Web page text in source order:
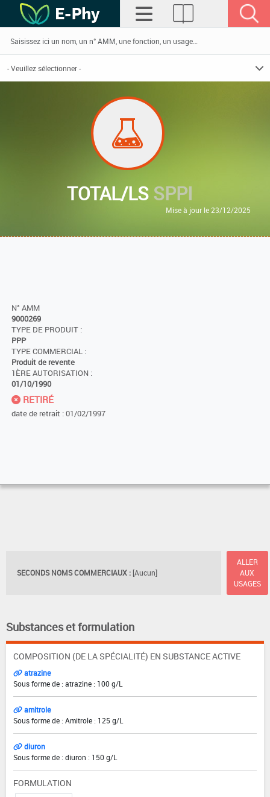
TOTAL/LSSPPI
Mise à jour le 23/12/2025
N° AMM
9000269
TYPE DE PRODUIT :
PPP
TYPE COMMERCIAL :
Produit de revente
1ÈRE AUTORISATION :
01/10/1990
RETIRÉ
date de retrait : 01/02/1997
SECONDS NOMS COMMERCIAUX : [Aucun]
ALLER
AUX
USAGES
Substances et formulation
COMPOSITION (DE LA SPÉCIALITÉ) EN SUBSTANCE ACTIVE
atrazine
Sous forme de : atrazine : 100 g/L
amitrole
Sous forme de : Amitrole : 125 g/L
diuron
Sous forme de : diuron : 150 g/L
FORMULATION